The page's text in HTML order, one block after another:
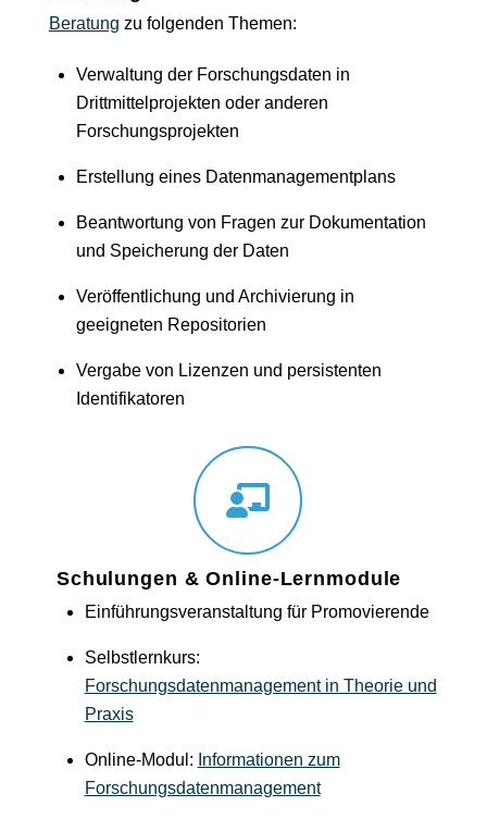
Beratung zu folgenden Themen:
Verwaltung der Forschungsdaten in
Drittmittelprojekten oder anderen
Forschungsprojekten
Erstellung eines Datenmanagementplans
Beantwortung von Fragen zur Dokumentation
und Speicherung der Daten
Veröffentlichung und Archivierung in
geeigneten Repositorien
Vergabe von Lizenzen und persistenten
Identifikatoren
Schulungen & Online-Lernmodule
Einführungsveranstaltung für Promovierende
Selbstlernkurs:
Forschungsdatenmanagement in Theorie und
Praxis
Online-Modul: Informationen zum
Forschungsdatenmanagement